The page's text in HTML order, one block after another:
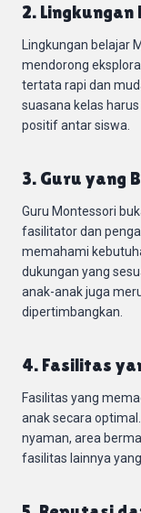
2.
Lingkungan belajar
mendorong
tertata rapi dan
suasana kelas
positif antar siswa.
3. Guru yang
Guru Montessori
fasilitator dan
memahami
dukungan yang
anak-anak juga
dipertimbangkan.
4. Fasilitas
Fasilitas yang
anak secara
nyaman, area
fasilitas lainnya